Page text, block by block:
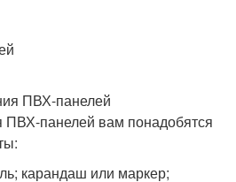
ПВХ-панелей
ПВХ-панелей вам понадобятся
карандаш или маркер;